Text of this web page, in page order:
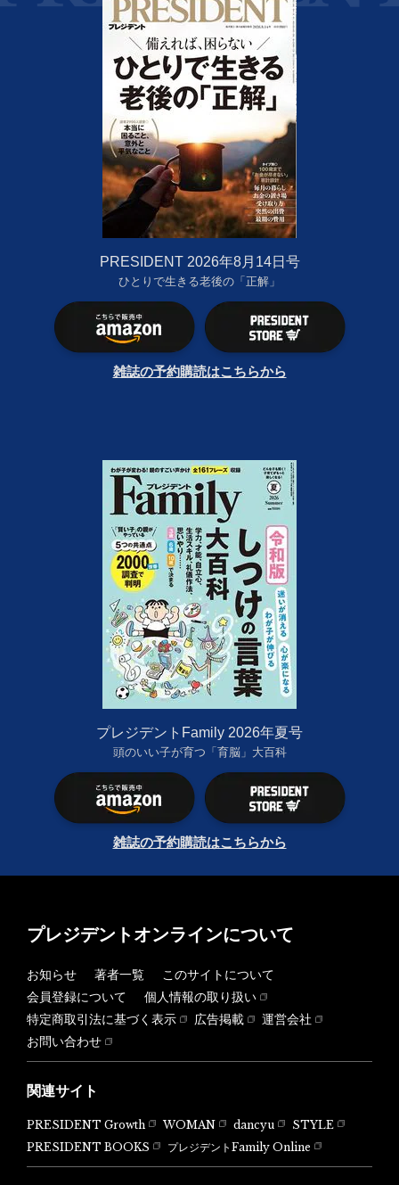
PRESIDENT 2026年8月14日号
ひとりで生きる老後の「正解」
雑誌の予約購読はこちらから
プレジデントFamily 2026年夏号
頭のいい子が育つ「育脳」大百科
雑誌の予約購読はこちらから
プレジデントオンラインについて
お知らせ 著者一覧
このサイトについて
会員登録について
個人情報の取り扱い
特定商取引法に基づく表示
広告掲載
運営会社
お問い合わせ
関連サイト
PRESIDENT Growth WOMAN dancyu
STYLE
PRESIDENT BOOKS
プレジデントFamily Online